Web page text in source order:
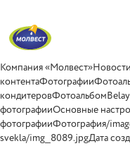
Компания
фотографииОсновные
фотографииФотография/
svekla/img_8089.jpgДата